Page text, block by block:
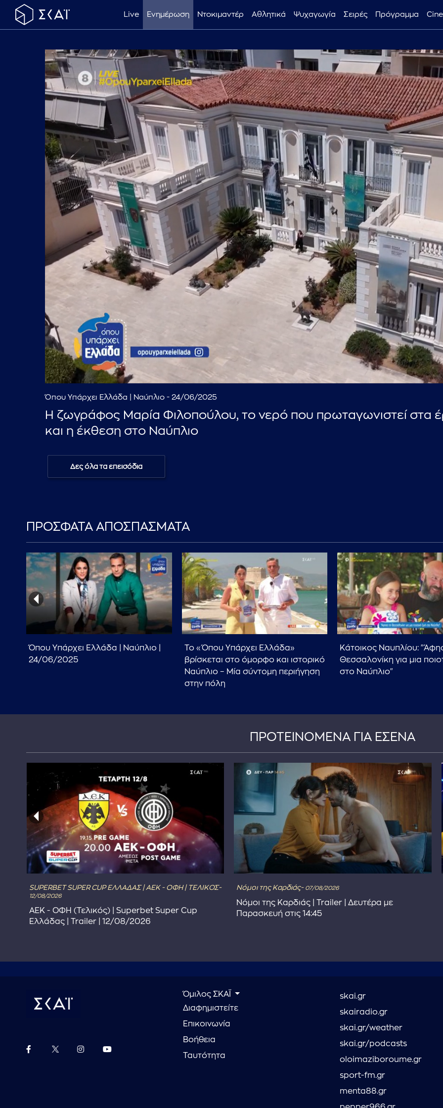
Live Ενημέρωση Ντοκιμαντέρ Αθλητικά Ψυχαγωγία Σειρές Πρόγραμμα
...πληκτρολογήστε κείμενο προς αναζήτηση
Όπου Υπάρχει Ελλάδα | Ναύπλιο - 24/06/2025
Η ζωγράφος Μαρία Φιλοπούλου, το νερό που πρωταγωνιστεί στα
και η έκθεση στο Ναύπλιο
Δες όλα τα επεισόδια
ΠΡΟΣΦΑΤΑ ΑΠΟΣΠΑΣΜΑΤΑ
Όπου Υπάρχει Ελλάδα | Ναύπλιο |
24/06/2025
Το «Όπου Υπάρχει Ελλάδα»
βρίσκεται στο όμορφο και ιστορικό
Ναύπλιο – Μία σύντομη περιήγηση
στην πόλη
Κάτοικος Ναυπλίου:
Θεσσαλονίκη για μια
στο Ναύπλιο"
ΠΡΟΤΕΙΝΟΜΕΝΑ ΓΙΑ ΕΣΕΝΑ
SUPERBET SUPER CUP ΕΛΛΑΔΑΣ | ΑΕΚ - ΟΦΗ | ΤΕΛΙΚΟΣ-
12/08/2026
ΑΕΚ - ΟΦΗ (Τελικός) | Superbet Super Cup
Ελλάδας | Trailer | 12/08/2026
Νόμοι της Καρδιάς- 07/08/2026
Νόμοι της Καρδιάς | Trailer | Δευτέρα με
Παρασκευή στις 14:45
Όμιλος ΣΚΑΪ
Διαφημιστείτε
Επικοινωνία
Βοήθεια
Ταυτότητα
skai.gr
skairadio.gr
skai.gr/weather
skai.gr/podcasts
oloimaziboroume.gr
sport-fm.gr
menta88.gr